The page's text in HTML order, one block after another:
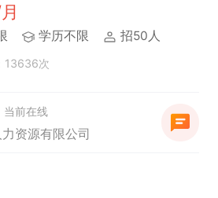
学历不限 招50人
13636次
当前在线
资源有限公司